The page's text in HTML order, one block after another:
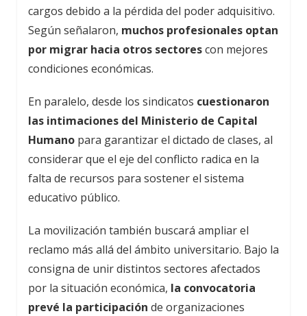
cargos debido a la pérdida del poder adquisitivo.
Según señalaron, muchos profesionales optan
por migrar hacia otros sectorescon mejores
condiciones económicas.
En paralelo, desde los sindicatos cuestionaron
las intimaciones del Ministerio de Capital
Humano para garantizar el dictado de clases, al
considerar que el eje del conflicto radica en la
falta de recursos para sostener el sistema
educativo público.
La movilización también buscará ampliar el
reclamo más allá del ámbito universitario. Bajo la
consigna de unir distintos sectores afectados
por la situación económica, la convocatoria
prevé la participación de organizaciones